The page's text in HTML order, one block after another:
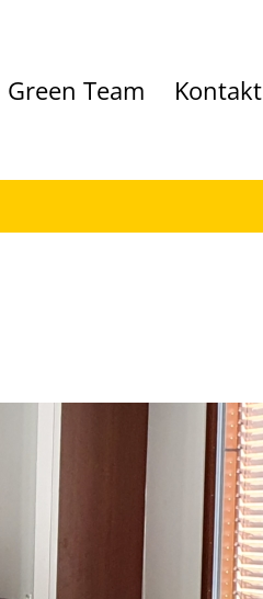
Green Team Kontakt